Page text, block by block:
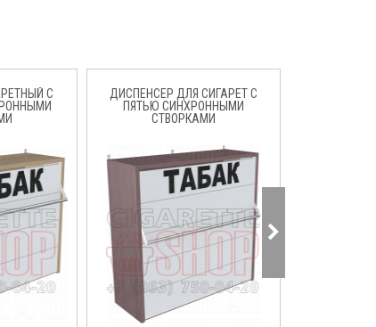
С
ДИСПЕНСЕР ДЛЯ СИГАРЕТ С
ПЯТЬЮ СИНХРОННЫМИ
СТВОРКАМИ